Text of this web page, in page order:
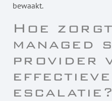
bewaakt.
Hoe
managed
provider
effectieve
escalatie?